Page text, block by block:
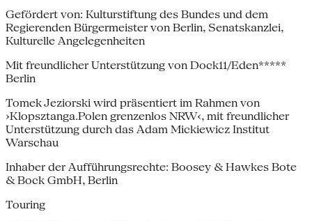
Gefördert von: Kulturstiftung des Bundes und dem
Regierenden Bürgermeister von Ber​​lin, Senatskanzlei,
Kulturelle Angelegenheiten
Mit freundlicher Unterstützung von Dock11/Eden*****
Ber​lin
Tomek Jeziorski wird präsentiert im Rahmen von
›Klopsztanga.Polen grenzenlos NRW‹, mit freundlicher
Unterstützung durch das Adam Mickiewicz Institut
Warschau
Inhaber der Aufführungsrechte: Boosey & Hawkes Bote
& Bock GmbH, Berlin
Touring